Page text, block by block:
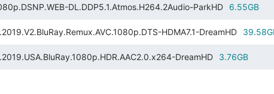
DL.DDP5.1.Atmos.H264.2Audio-ParkHD 6.55GB
HDMA7.1-DreamHD
DreamHD 3.76GB